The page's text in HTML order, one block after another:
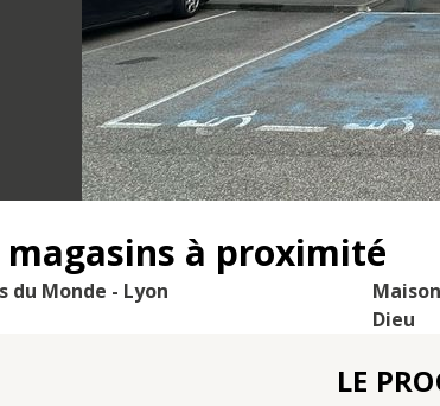
magasins à proximité
du Monde - Lyon
Dieu
LE